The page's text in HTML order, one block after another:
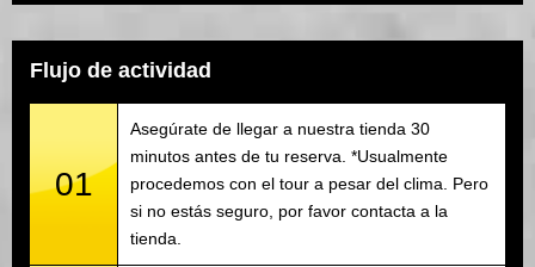
Flujo de actividad
01
Asegúrate de llegar a nuestra tienda 30
minutos antes de tu reserva. *Usualmente
procedemos con el tour a pesar del clima. Pero
si no estás seguro, por favor contacta a la
tienda.